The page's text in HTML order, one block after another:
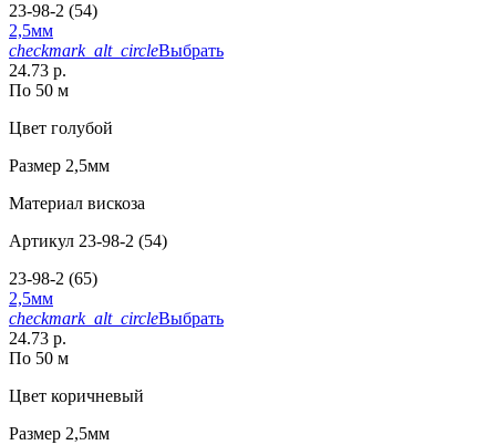
23-98-2 (54)
2,5мм
checkmark_alt_circleВыбрать
24.73 р.
По 50 м
Цвет голубой
Размер 2,5мм
Материал вискоза
Артикул 23-98-2 (54)
23-98-2 (65)
2,5мм
checkmark_alt_circleВыбрать
24.73 р.
По 50 м
Цвет коричневый
Размер 2,5мм